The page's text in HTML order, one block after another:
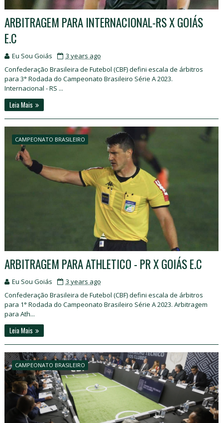
ARBITRAGEM PARA INTERNACIONAL-RS X GOIÁS
E.C
Eu Sou Goiás
3 years ago
Confederação Brasileira de Futebol (CBF) defini escala de árbitros
para 3° Rodada do Campeonato Brasileiro Série A 2023.
Internacional - RS ...
Leia Mais
CAMPEONATO BRASILEIRO
ARBITRAGEM PARA ATHLETICO - PR X GOIÁS E.C
Eu Sou Goiás
3 years ago
Confederação Brasileira de Futebol (CBF) defini escala de árbitros
para 1° Rodada do Campeonato Brasileiro Série A 2023. Arbitragem
para Ath...
Leia Mais
CAMPEONATO BRASILEIRO